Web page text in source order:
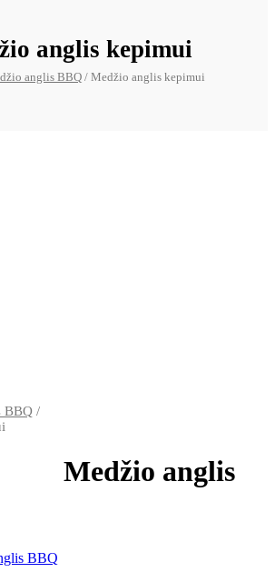
anglis kepimui
anglis BBQ / Medžio anglis kepimui
BBQ /
Medžio anglis
BBQ